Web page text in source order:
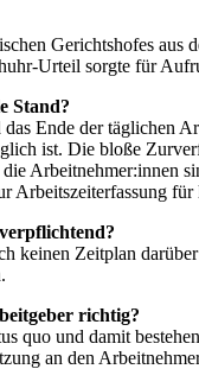
Gerichtshofes aus
Urteil sorgte für
Stand?
Ende der täglichen
ist. Die bloße
Arbeitnehmer:innen
Arbeitszeiterfassung für
keinen Zeitplan
richtig?
quo und damit
an den